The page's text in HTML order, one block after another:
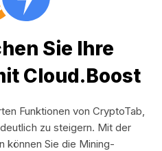
Sie Ihre
Cloud.Boost
Funktionen von CryptoTab,
zu steigern. Mit der
können Sie die Mining-